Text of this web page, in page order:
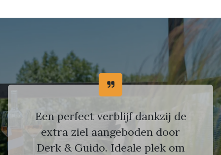
Een perfect verblijf dankzij de
extra ziel aangeboden door
Derk & Guido. Ideale plek om